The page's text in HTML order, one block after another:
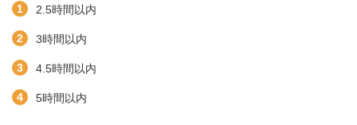
2.5時間以内
3時間以内
4.5時間以内
5時間以内